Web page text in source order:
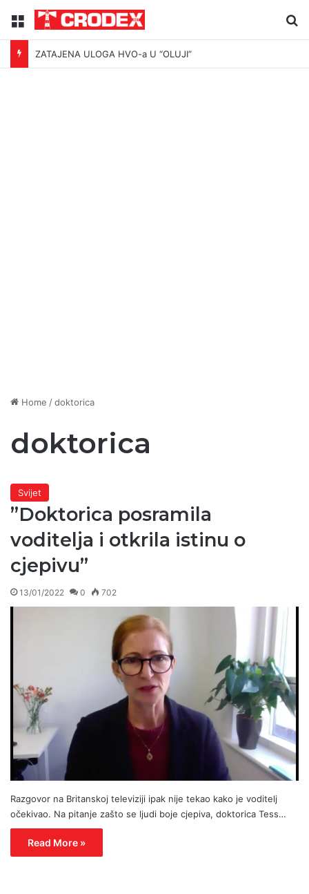
Menu
ZATAJENA ULOGA HVO-a U “OLUJI”
Home /doktorica
doktorica
Svijet
”Doktorica posramila
voditelja i otkrila istinu o
cjepivu”
13/01/2022 0 702
Razgovor na Britanskoj televiziji ipak nije tekao kako je voditelj
očekivao. Na pitanje zašto se ljudi boje cjepiva, doktorica Tess…
Read More »